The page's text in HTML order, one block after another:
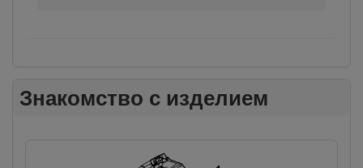
Знакомство с изделием